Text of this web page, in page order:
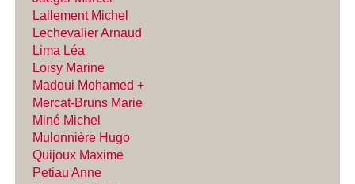
Lallement Michel
Lechevalier Arnaud
Lima Léa
Loisy Marine
Madoui Mohamed +
Mercat-Bruns Marie
Miné Michel
Mulonnière Hugo
Quijoux Maxime
Petiau Anne